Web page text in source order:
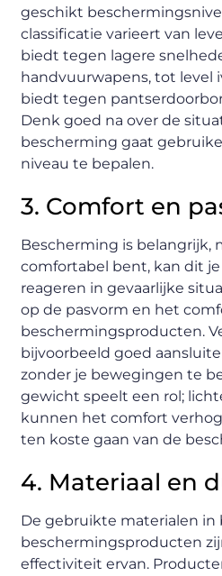
geschikt
classificatie varieert van
biedt tegen lagere
handvuurwapens, tot level
biedt tegen
Denk goed na over de
bescherming gaat
niveau te bepalen.
3. Comfort en
Bescherming is belangrijk,
comfortabel bent, kan dit
reageren in gevaarlijke
op de pasvorm en het
beschermingsproducten.
bijvoorbeeld goed
zonder je bewegingen te
gewicht speelt een rol;
kunnen het comfort
ten koste gaan van de
4. Materiaal en
De gebruikte materialen in
beschermingsproducten
effectiviteit ervan.